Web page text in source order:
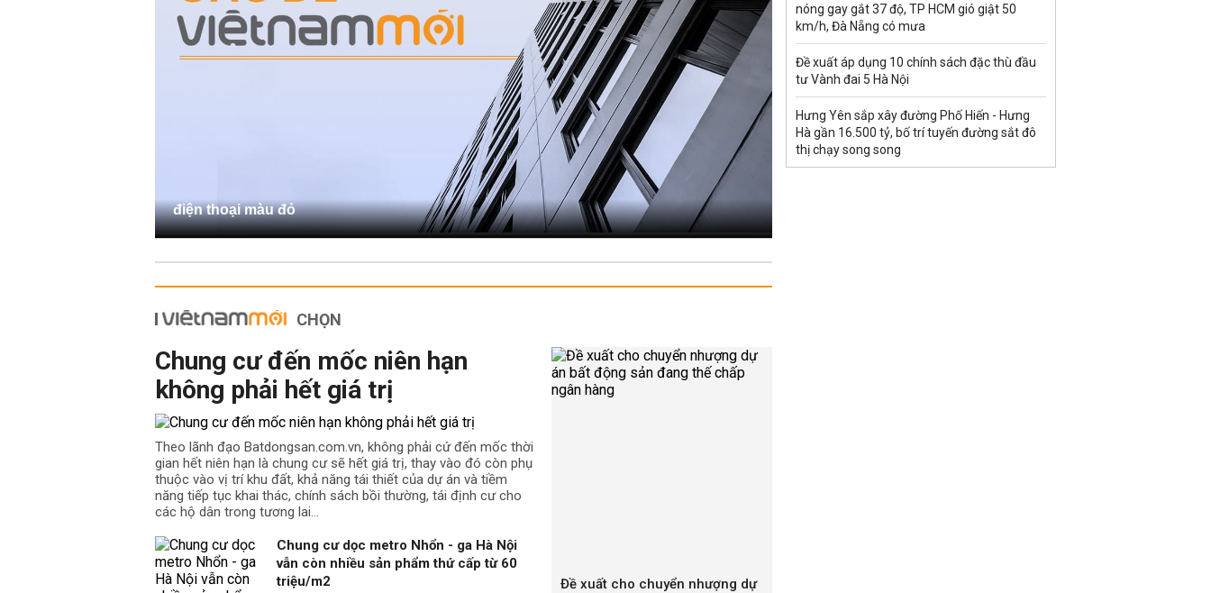
điện thoại màu đỏ
CHỌN
Chung cư đến mốc niên hạn
không phải hết giá trị
Theo lãnh đạo Batdongsan.com.vn, không phải cứ đến mốc thời
gian hết niên hạn là chung cư sẽ hết giá trị, thay vào đó còn phụ
thuộc vào vị trí khu đất, khả năng tái thiết của dự án và tiềm
năng tiếp tục khai thác, chính sách bồi thường, tái định cư cho
các hộ dân trong tương lai…
Chung cư dọc metro Nhổn - ga Hà Nội
vẫn còn nhiều sản phẩm thứ cấp từ 60
triệu/m2
Đề xuất cho chuyển nhượng dự
nóng gay gắt 37 độ, TP HCM gió giật 50
km/h, Đà Nẵng có mưa
Đề xuất áp dụng 10 chính sách đặc thù đầu
tư Vành đai 5 Hà Nội
Hưng Yên sắp xây đường Phố Hiến - Hưng
Hà gần 16.500 tỷ, bố trí tuyến đường sắt đô
thị chạy song song